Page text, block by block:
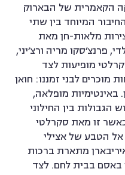
הקאמרית של הבארוק
המיוחד בין שתי
מלאות-חן מאת
פרנצ׳סקו מריה ורצ׳יני,
מופיעות לצד
מוכרים לבני זמננו: חואן
באינטימיות מופלאה,
בין החילוני
זו מאת סקרלטי
הטבע של אצילי
מתארת ברכות
באסם בבית לחם. לצד